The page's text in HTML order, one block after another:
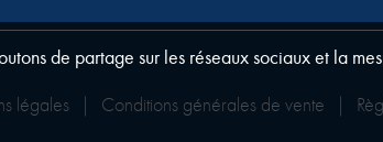
légales Conditions générales de vente
de partage sur les réseaux sociaux et la